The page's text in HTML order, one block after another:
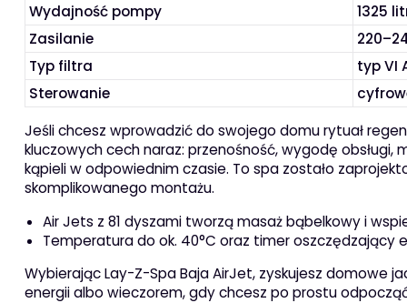
Wydajność pompy
1325
Zasilanie
Typ filtra
typ VI
Sterowanie
Jeśli chcesz wprowadzić do swojego domu rytuał
kluczowych cech naraz: przenośność, wygodę obsługi,
kąpieli w odpowiednim czasie. To spa zostało
skomplikowanego montażu.
Air Jets z 81 dyszami tworzą masaż bąbelkowy i
Temperatura do ok. 40°C oraz timer oszczędzający
Wybierając Lay-Z-Spa Baja AirJet, zyskujesz domowe
energii albo wieczorem, gdy chcesz po prostu